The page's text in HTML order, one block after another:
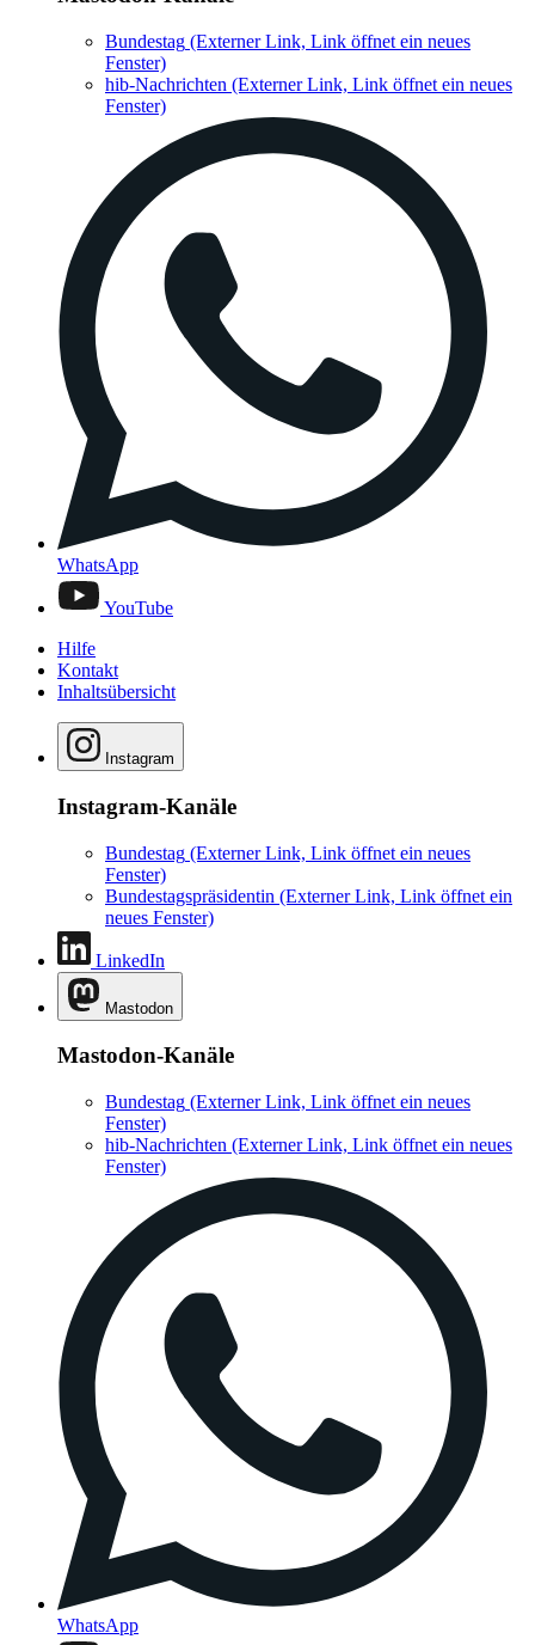
Bundestag (Externer Link, Link öffnet ein neues
Fenster)
hib-Nachrichten (Externer Link, Link öffnet ein neues
Fenster)
WhatsApp
YouTube
Hilfe
Kontakt
Inhaltsübersicht
Instagram
Instagram-Kanäle
Bundestag (Externer Link, Link öffnet ein neues
Fenster)
Bundestagspräsidentin (Externer Link, Link öffnet ein
neues Fenster)
LinkedIn
Mastodon
Mastodon-Kanäle
Bundestag (Externer Link, Link öffnet ein neues
Fenster)
hib-Nachrichten (Externer Link, Link öffnet ein neues
Fenster)
WhatsApp